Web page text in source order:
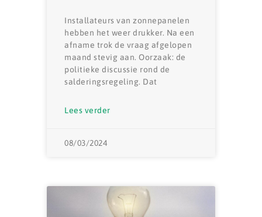
Installateurs van zonnepanelen
hebben het weer drukker. Na een
afname trok de vraag afgelopen
maand stevig aan. Oorzaak: de
politieke discussie rond de
salderingsregeling. Dat
Lees verder
08/03/2024